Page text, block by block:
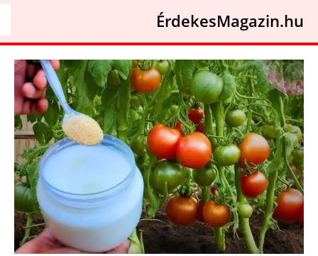
ÉrdekesMagazin.hu